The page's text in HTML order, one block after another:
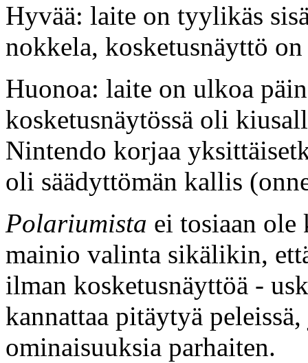
Hyvää: laite on tyylikäs
nokkela, kosketusnäyttö
Huonoa: laite on ulkoa
kosketusnäytössä oli
Nintendo korjaa
oli säädyttömän kallis
Polariumista ei tosiaan ole
mainio valinta sikälikin,
ilman kosketusnäyttöä -
kannattaa pitäytyä
ominaisuuksia parhaiten.